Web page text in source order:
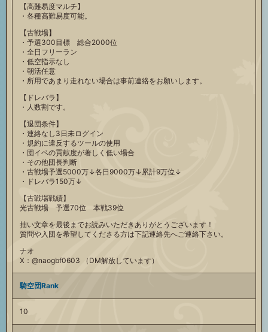
【高難易度マルチ】
・各種高難易度可能。
【古戦場】
・予選300目標 総合2000位
・全日フリーラン
・低空指示なし
・朝活任意
・所用であまり走れない場合は事前連絡をお願いします。
【ドレバラ】
・人数割です。
【退団条件】
・連絡なし3日未ログイン
・規約に違反するツールの使用
・団イベの貢献度が著しく低い場合
・その他団長判断
・古戦場予選5000万↓各日9000万↓累計9万位↓
・ドレバラ150万↓
【古戦場戦績】
光古戦場 予選70位 本戦39位
拙い文章を最後までお読みいただきありがとうございます！
質問や入団を希望してくださる方は下記連絡先へご連絡下さい。
ナオ
X：@naogbf0603 （DM解放しています）
騎空団Rank
10